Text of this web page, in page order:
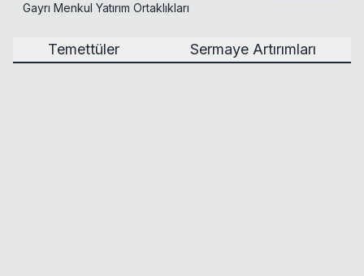
Gayrı Menkul Yatırım Ortaklıkları
Temettüler Sermaye Artırımları